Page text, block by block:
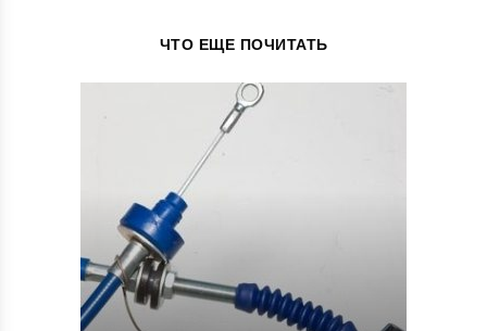
ЧТО ЕЩЕ ПОЧИТАТЬ